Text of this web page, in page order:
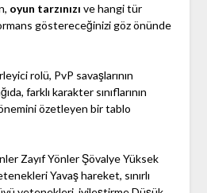
oyun tarzınızı ve hangi tür
göstereceğinizi göz önünde
rolü, PvP savaşlarının
farklı karakter sınıflarının
özetleyen bir tablo
Zayıf Yönler Şövalye Yüksek
Yavaş hareket, sınırlı